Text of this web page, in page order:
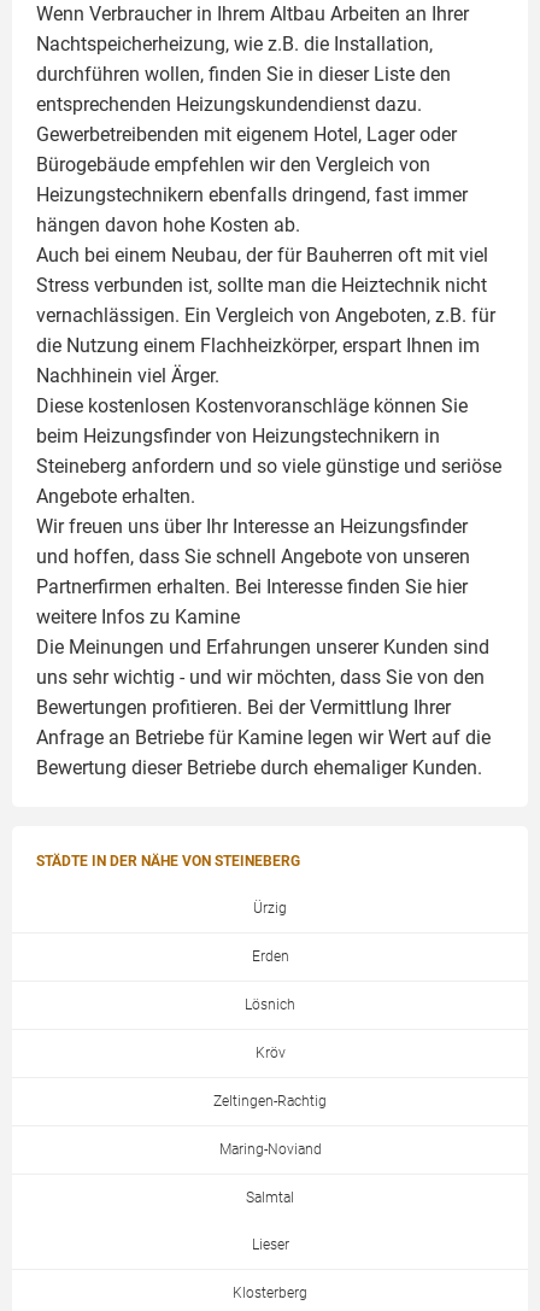
Wenn Verbraucher in Ihrem Altbau Arbeiten an Ihrer
Nachtspeicherheizung, wie z.B. die Installation,
durchführen wollen, finden Sie in dieser Liste den
entsprechenden Heizungskundendienst dazu.
Gewerbetreibenden mit eigenem Hotel, Lager oder
Bürogebäude empfehlen wir den Vergleich von
Heizungstechnikern ebenfalls dringend, fast immer
hängen davon hohe Kosten ab.
Auch bei einem Neubau, der für Bauherren oft mit viel
Stress verbunden ist, sollte man die Heiztechnik nicht
vernachlässigen. Ein Vergleich von Angeboten, z.B. für
die Nutzung einem Flachheizkörper, erspart Ihnen im
Nachhinein viel Ärger.
Diese kostenlosen Kostenvoranschläge können Sie
beim Heizungsfinder von Heizungstechnikern in
Steineberg anfordern und so viele günstige und seriöse
Angebote erhalten.
Wir freuen uns über Ihr Interesse an Heizungsfinder
und hoffen, dass Sie schnell Angebote von unseren
Partnerfirmen erhalten. Bei Interesse finden Sie hier
weitere Infos zu Kamine
Die Meinungen und Erfahrungen unserer Kunden sind
uns sehr wichtig - und wir möchten, dass Sie von den
Bewertungen profitieren. Bei der Vermittlung Ihrer
Anfrage an Betriebe für Kamine legen wir Wert auf die
Bewertung dieser Betriebe durch ehemaliger Kunden.
STÄDTE IN DER NÄHE VON STEINEBERG
Ürzig
Erden
Lösnich
Kröv
Zeltingen-Rachtig
Maring-Noviand
Salmtal
Lieser
Klosterberg